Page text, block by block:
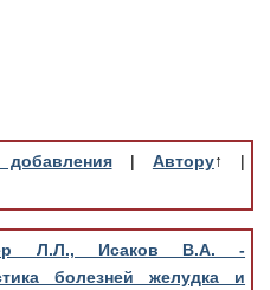
| Автору↑
|
Л.Л., Исаков В.А. -
болезней желудка и